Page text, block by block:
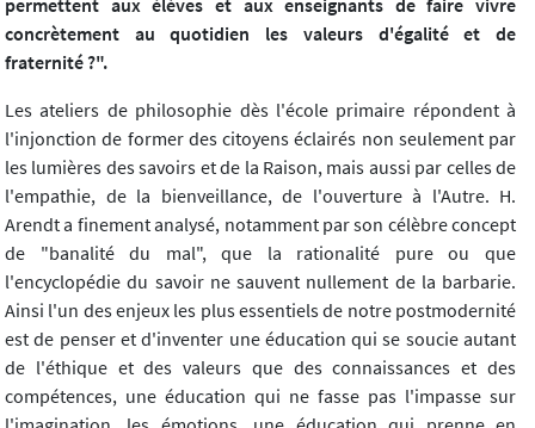
permettent aux élèves et aux enseignants de faire vivre
concrètement au quotidien les valeurs d'égalité et de
fraternité ?".
Les ateliers de philosophie dès l'école primaire répondent à
l'injonction de former des citoyens éclairés non seulement par
les lumières des savoirs et de la Raison, mais aussi par celles de
l'empathie, de la bienveillance, de l'ouverture à l'Autre. H.
Arendt a finement analysé, notamment par son célèbre concept
de "banalité du mal", que la rationalité pure ou que
l'encyclopédie du savoir ne sauvent nullement de la barbarie.
Ainsi l'un des enjeux les plus essentiels de notre postmodernité
est de penser et d'inventer une éducation qui se soucie autant
de l'éthique et des valeurs que des connaissances et des
compétences, une éducation qui ne fasse pas l'impasse sur